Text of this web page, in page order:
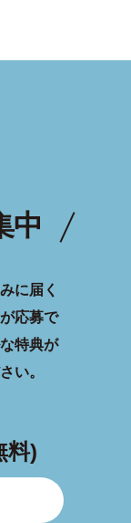
中
に届く
応募で
特典が
い。
料)